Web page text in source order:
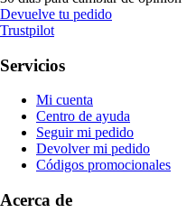
Devuelve tu pedido
Trustpilot
Servicios
Mi cuenta
Centro de ayuda
Seguir mi pedido
Devolver mi pedido
Códigos promocionales
Acerca de